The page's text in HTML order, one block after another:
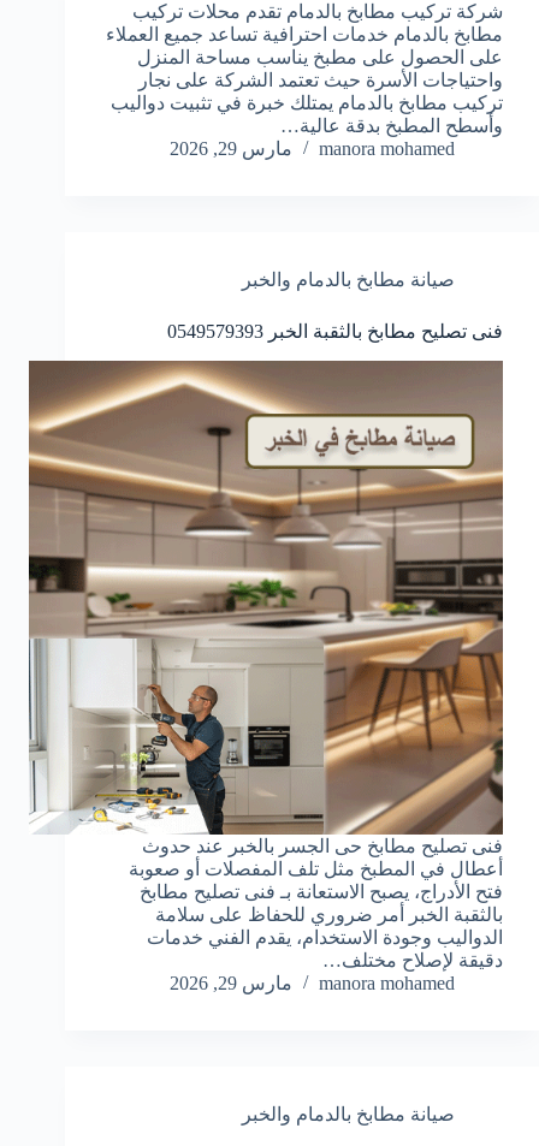
شركة تركيب مطابخ بالدمام تقدم محلات تركيب
مطابخ بالدمام خدمات احترافية تساعد جميع العملاء
على الحصول على مطبخ يناسب مساحة المنزل
واحتياجات الأسرة حيث تعتمد الشركة على نجار
تركيب مطابخ بالدمام يمتلك خبرة في تثبيت دواليب
وأسطح المطبخ بدقة عالية…
manora mohamed
مارس 29, 2026
صيانة مطابخ بالدمام والخبر
فنى تصليح مطابخ بالثقبة الخبر 0549579393
فنى تصليح مطابخ حى الجسر بالخبر عند حدوث
أعطال في المطبخ مثل تلف المفصلات أو صعوبة
فتح الأدراج، يصبح الاستعانة بـ فنى تصليح مطابخ
بالثقبة الخبر أمر ضروري للحفاظ على سلامة
الدواليب وجودة الاستخدام، يقدم الفني خدمات
دقيقة لإصلاح مختلف…
manora mohamed
مارس 29, 2026
صيانة مطابخ بالدمام والخبر